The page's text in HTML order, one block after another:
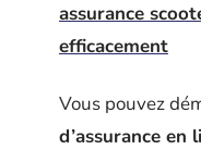
assurance
efficacement
Vous pouvez
d’assurance en